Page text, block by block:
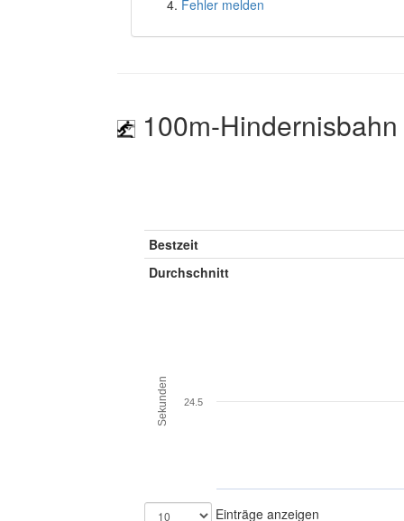
Fehler melden
100m-
Bestzeit
Durchschnitt
Sekunden 24.5
Einträge anzeigen